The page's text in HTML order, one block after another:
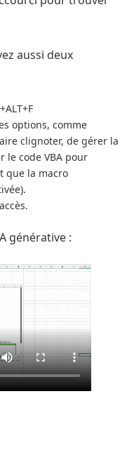
aussi deux
options, comme
clignoter, de gérer la
le code VBA pour
que la macro
générative :